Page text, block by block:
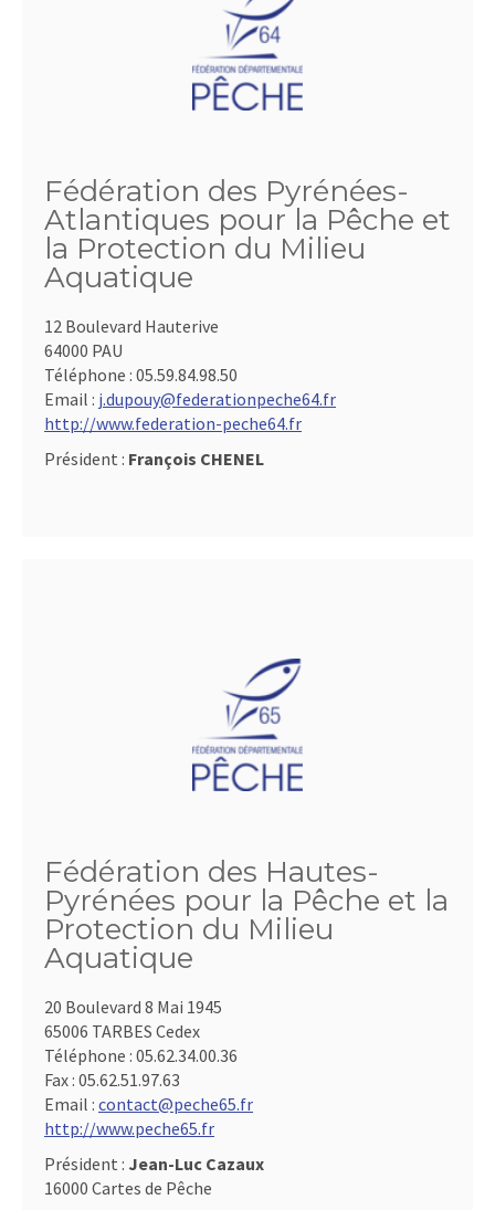
Fédération des Pyrénées-
Atlantiques pour la Pêche et
la Protection du Milieu
Aquatique
12 Boulevard Hauterive
64000 PAU
Téléphone : 05.59.84.98.50
Email : j.dupouy@federationpeche64.fr
http://www.federation-peche64.fr
Président : François CHENEL
Fédération des Hautes-
Pyrénées pour la Pêche et la
Protection du Milieu
Aquatique
20 Boulevard 8 Mai 1945
65006 TARBES Cedex
Téléphone : 05.62.34.00.36
Fax : 05.62.51.97.63
Email : contact@peche65.fr
http://www.peche65.fr
Président : Jean-Luc Cazaux
16000 Cartes de Pêche